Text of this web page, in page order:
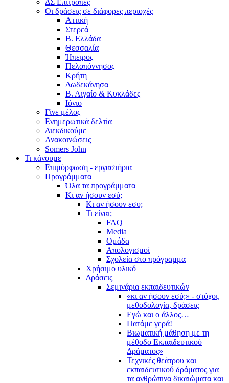
ΔΣ Επιτροπές
Οι δράσεις σε διάφορες περιοχές
Αττική
Στερεά
Β. Ελλάδα
Θεσσαλία
Ήπειρος
Πελοπόννησος
Κρήτη
Δωδεκάνησα
Β. Αιγαίο & Κυκλάδες
Ιόνιο
Γίνε μέλος
Ενημερωτικά δελτία
Διεκδικούμε
Ανακοινώσεις
Somers John
Τι κάνουμε
Επιμόρφωση - εργαστήρια
Προγράμματα
Όλα τα προγράμματα
Κι αν ήσουν εσύ;
Κι αν ήσουν εσυ;
Τι είναι;
FAQ
Media
Ομάδα
Απολογισμοί
Σχολεία στο πρόγραμμα
Χρήσιμο υλικό
Δράσεις
Σεμινάρια εκπαιδευτικών
«κι αν ήσουν εσύ;» - στόχοι,
μεθοδολογία, δράσεις
Εγώ και ο άλλος…
Πατάμε γερά!
Βιωματική μάθηση με τη
μέθοδο Εκπαιδευτικού
Δράματος»
Τεχνικές θεάτρου και
εκπαιδευτικού δράματος για
τα ανθρώπινα δικαιώματα και